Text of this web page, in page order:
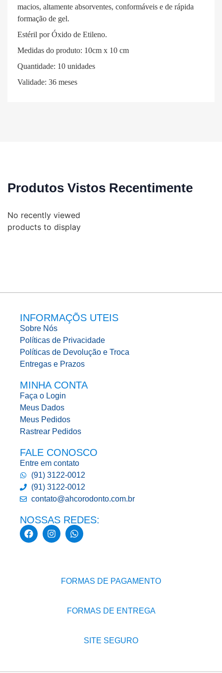
macios, altamente absorventes, conformáveis ​​e de rápida
formação de gel.
Estéril por Óxido de Etileno.
Medidas do produto: 10cm x 10 cm
Quantidade: 10 unidades
Validade: 36 meses
Produtos Vistos Recentimente
No recently viewed
products to display
INFORMAÇÕS UTEIS
Sobre Nós
Políticas de Privacidade
Políticas de Devolução e Troca
Entregas e Prazos
MINHA CONTA
Faça o Login
Meus Dados
Meus Pedidos
Rastrear Pedidos
FALE CONOSCO
Entre em contato
(91) 3122-0012
(91) 3122-0012
contato@ahcorodonto.com.br
NOSSAS REDES:
FORMAS DE PAGAMENTO
FORMAS DE ENTREGA
SITE SEGURO